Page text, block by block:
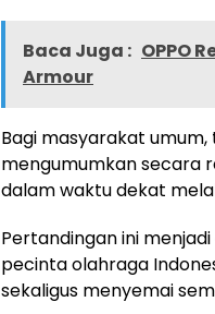
Baca Juga : OPPO
Armour
Bagi masyarakat
mengumumkan secara
dalam waktu dekat
Pertandingan ini
pecinta olahraga
sekaligus menyemai